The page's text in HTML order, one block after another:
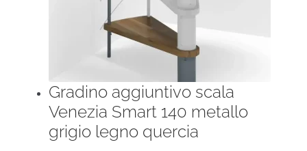
Gradino aggiuntivo scala
Venezia Smart 140 metallo
grigio legno quercia